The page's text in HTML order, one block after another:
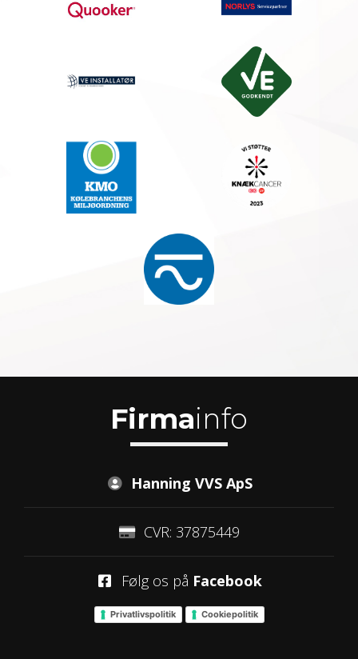
Firmainfo
Hanning VVS ApS
CVR: 37875449
Følg os på Facebook
Privatlivspolitik Cookiepolitik